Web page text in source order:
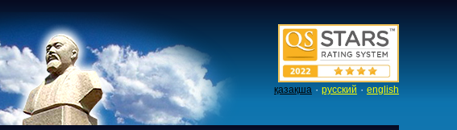
қазақша · русский · english